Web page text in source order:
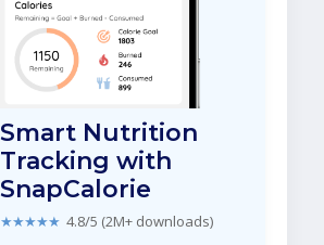
Smart Nutrition
Tracking with
SnapCalorie
★★★★★ 4.8/5 (2M+ downloads)